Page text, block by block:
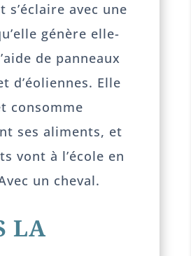
s’éclaire avec une
génère elle-
de panneaux
d’éoliennes. Elle
consomme
ses aliments, et
vont à l’école en
un cheval.
LA